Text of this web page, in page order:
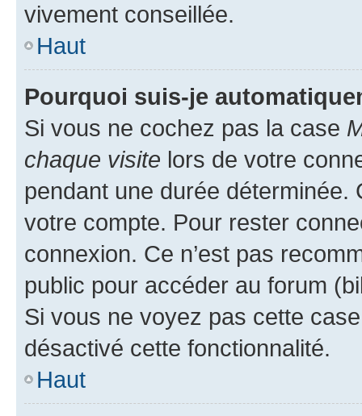
vivement conseillée.
Haut
Pourquoi suis-je
Si vous ne cochez pas la case
chaque visite lors de votre
pendant une durée déterminée.
votre compte. Pour rester
connexion. Ce n’est pas
public pour accéder au forum
Si vous ne voyez pas cette
désactivé cette fonctionnalité.
Haut